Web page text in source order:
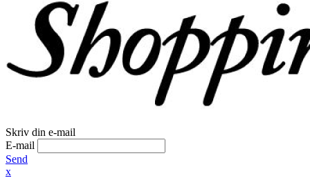
Skriv din e-mail
E-mail
Send
x